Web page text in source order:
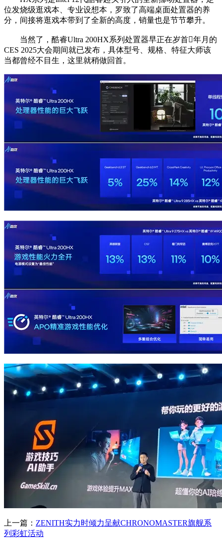
位发烧级逛戏本、专业设想本，罗致了高端桌面处置器的养
分，间接将逛戏本带到了全新的高度，销量也是节节攀升。
当然了，酷睿Ultra 200HX系列处置器早正在岁首年月的
CES 2025大会期间就已发布，具体型号、规格、特征大师该
当都曾经不目生，这里就稍做回首。
上一篇： ZENITH实力时倾力呈献CHRONOMASTER旗舰系
列彩虹活动